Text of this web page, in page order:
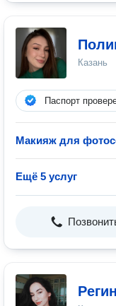
Казань
Паспорт
Макияж для
Ещё 5 услуг